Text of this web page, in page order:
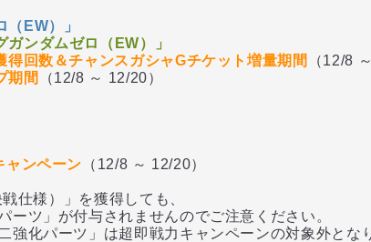
EW）」
ンダムゼロ（EW）」
回数＆チャンスガシャGチケット増量期間
（12/8
期間
（12/8 ～ 12/20）
ンペーン （12/8 ～ 12/20）
様）」を獲得しても、
」が付与されませんのでご注意ください。
パーツ」は超即戦力キャンペーンの対象外とな